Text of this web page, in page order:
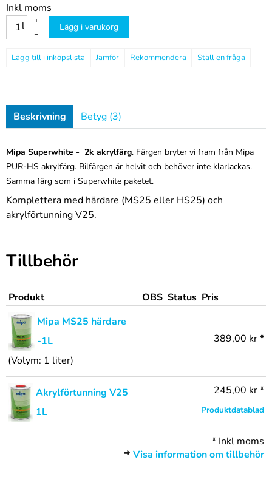
Inkl moms
l
+
–
Lägg i varukorg
Jämför Rekommendera Ställ en fråga
Beskrivning Betyg (3)
Mipa Superwhite - 2k akrylfärg. Färgen bryter vi fram från Mipa
PUR-HS akrylfärg. Bilfärgen är helvit och behöver inte klarlackas.
Samma färg som i Superwhite paketet.
Komplettera med härdare (MS25 eller HS25) och
akrylförtunning V25.
Tillbehör
Produkt OBS Status Pris
Mipa MS25 härdare
-1L
(Volym: 1 liter)
389,00 kr *
Akrylförtunning V25
1L
245,00 kr *
Produktdatablad
* Inkl moms
Visa information om tillbehör